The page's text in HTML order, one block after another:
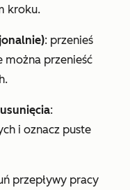
kroku.
: przenieś
można przenieść
:
i oznacz puste
przepływy pracy